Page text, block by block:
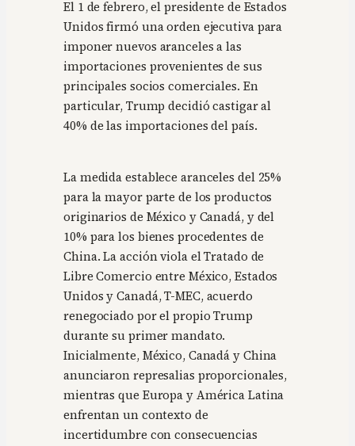
El 1 de febrero, el presidente de Estados
Unidos firmó una orden ejecutiva para
imponer nuevos aranceles a las
importaciones provenientes de sus
principales socios comerciales. En
particular, Trump decidió castigar al
40% de las importaciones del país.
La medida establece aranceles del 25%
para la mayor parte de los productos
originarios de México y Canadá, y del
10% para los bienes procedentes de
China. La acción viola el Tratado de
Libre Comercio entre México, Estados
Unidos y Canadá, T-MEC, acuerdo
renegociado por el propio Trump
durante su primer mandato.
Inicialmente, México, Canadá y China
anunciaron represalias proporcionales,
mientras que Europa y América Latina
enfrentan un contexto de
incertidumbre con consecuencias